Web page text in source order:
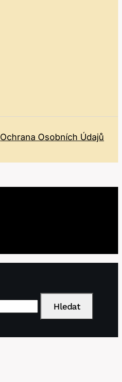
Ochrana Osobních Údajů